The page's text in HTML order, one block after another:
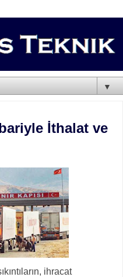
▼
İthalat ve
ihracat